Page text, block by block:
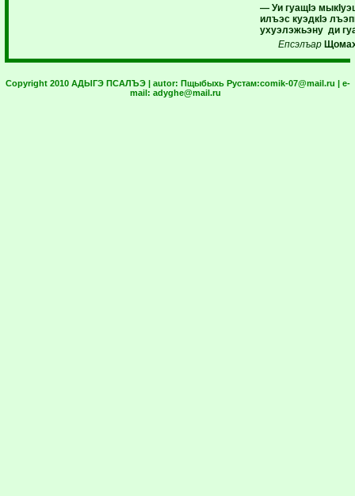
— Уи гуащIэ
илъэс куэдкIэ
ухуэлэжьэну ди
Епсэлъар
Copyright 2010 АДЫГЭ ПСАЛЪЭ | autor: Пщыбыхь Рустам:comik-07@mail.ru | e-
mail: adyghe@mail.ru